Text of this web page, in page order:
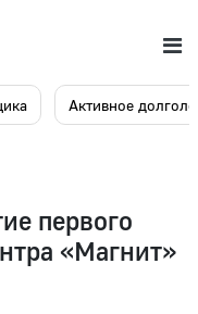
Активное
первого
«Магнит»